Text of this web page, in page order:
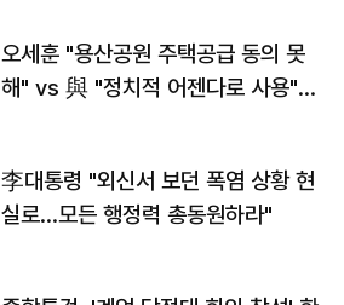
오세훈 "용산공원 주택공급 동의 못
해" vs 與 "정치적 어젠다로 사용"
李대통령 "외신서 보던 폭염 상황 현
실로…모든 행정력 총동원하라"